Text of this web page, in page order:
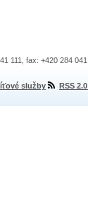
111, fax: +420 284
služby RSS